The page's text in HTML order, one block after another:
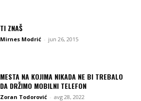
TI ZNAŠ
Mirnes Modrić - jun 26, 2015
MESTA NA KOJIMA NIKADA NE BI TREBALO
DA DRŽIMO MOBILNI TELEFON
Zoran Todorović - avg 28, 2022